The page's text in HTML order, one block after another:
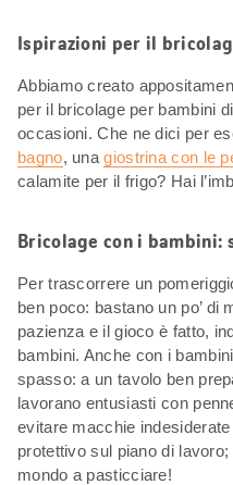
Ispirazioni per il
Abbiamo creato
per il bricolage per bambini
occasioni. Che ne dici per
bagno, unagiostrina con le
calamite per il frigo? Hai
Bricolage con i bambini:
Per trascorrere un
ben poco: bastano un po’ di
pazienza e il gioco è fatto,
bambini. Anche con i
spasso: a un tavolo ben
lavorano entusiasti con
evitare macchie
protettivo sul piano di
mondo a pasticciare!